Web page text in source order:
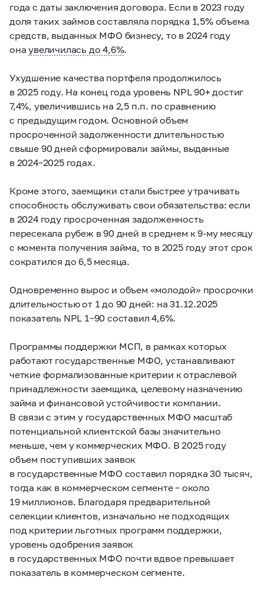
года с даты заключения договора. Если в 2023 году
доля таких займов составляла порядка 1,5% объема
средств, выданных МФО бизнесу, то в 2024 году
онаувеличилась до 4,6%.
Ухудшение качества портфеля продолжилось
в 2025 году. На конец года уровень NPL 90+ достиг
7,4%, увеличившись на 2,5 п.п. по сравнению
с предыдущим годом. Основной объем
просроченной задолженности длительностью
свыше 90 дней сформировали займы, выданные
в 2024–2025 годах.
Кроме этого, заемщики стали быстрее утрачивать
способность обслуживать свои обязательства: если
в 2024 году просроченная задолженность
пересекала рубеж в 90 дней в среднем к9-мумесяцу
с момента получения займа, то в 2025 году этот срок
сократился до 6,5 месяца.
Одновременно вырос и объем «молодой» просрочки
длительностью от 1 до 90 дней: на 31.12.2025
показатель NPL 1–90 составил 4,6%.
Программы поддержки МСП, в рамках которых
работают государственные МФО, устанавливают
четкие формализованные критерии к отраслевой
принадлежности заемщика, целевому назначению
займа и финансовой устойчивости компании.
В связи с этим у государственных МФО масштаб
потенциальной клиентской базы значительно
меньше, чем у коммерческих МФО. В 2025 году
объем поступивших заявок
в государственные МФО составил порядка 30 тысяч,
тогда как в коммерческом сегменте – около
19 миллионов. Благодаря предварительной
селекции клиентов, изначально не подходящих
под критерии льготных программ поддержки,
уровень одобрения заявок
в государственных МФО почти вдвое превышает
показатель в коммерческом сегменте.